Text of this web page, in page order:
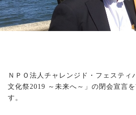
ＮＰＯ法人チャレンジド・フェスティ
文化祭2019 ～未来へ～ 」の閉会宣言
す。